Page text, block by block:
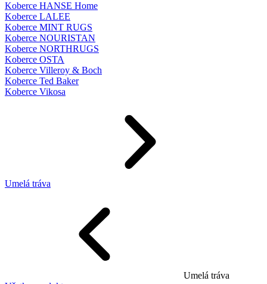
Koberce HANSE Home
Koberce LALEE
Koberce MINT RUGS
Koberce NOURISTAN
Koberce NORTHRUGS
Koberce OSTA
Koberce Villeroy & Boch
Koberce Ted Baker
Koberce Vikosa
Umelá tráva
Umelá tráva